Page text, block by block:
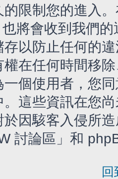
的限制您的進入
將會收到我們
存以防止任何的
權在任何時間移
一個使用者，您
。這些資訊在您
於因駭客入侵所
討論區」和